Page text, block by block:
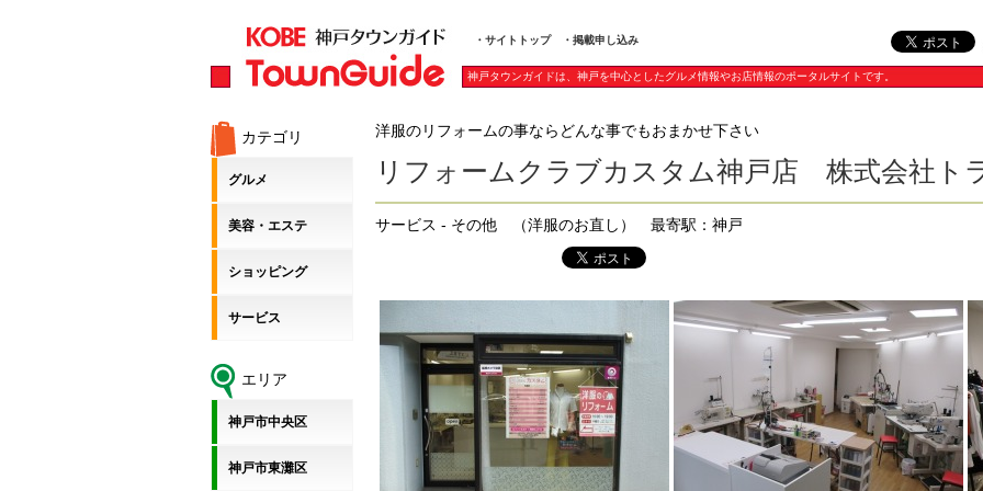
・サイトトップ ・掲載申し込み
神戸タウンガイドは、神戸を中心としたグルメ情報やお店情報のポータルサイトです。
カテゴリ
グルメ
美容・エステ
ショッピング
サービス
エリア
神戸市中央区
神戸市東灘区
洋服のリフォームの事ならどんな事でもおまかせ下さい
リフォームクラブカスタム神戸店 株式会社ト
サービス - その他 （洋服のお直し） 最寄駅：神戸